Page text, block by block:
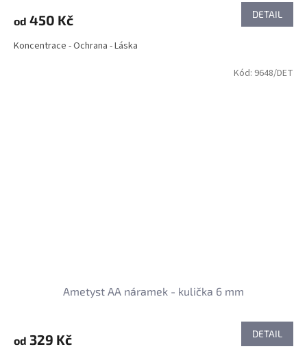
od 450 Kč DETAIL
Koncentrace - Ochrana - Láska
Ametyst AA náramek - kulička 6 mm
od 329 Kč DETAIL
Kód: 9648/DET